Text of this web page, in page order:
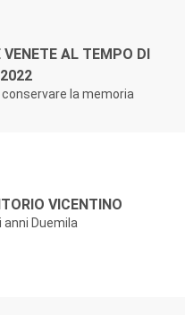
AL TEMPO DI
la memoria
VICENTINO
Duemila